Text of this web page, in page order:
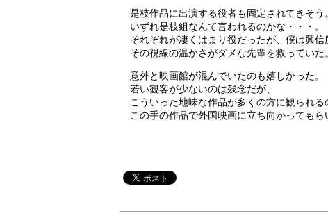
是枝作品に出演する役者も固定されてきそう。
いずれ是枝組なんて言われるのかな・・・。
それぞれが凄くはまり役だったが、僕は興信
その視線の温かさがダメな先輩を救っていた。
意外と映画館が混んでいたのも嬉しかった。
若い観客が少ないのは残念だが、
こういった地味な作品が多くの方に観られる
この手の作品で外国映画に立ち向かってもら